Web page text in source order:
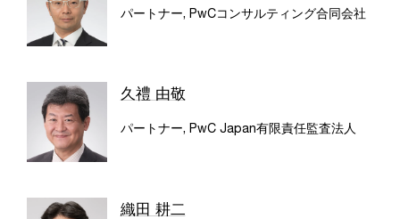
パートナー, PwCコンサルティング合同会社
久禮 由敬
パートナー, PwC Japan有限責任監査法人
織田 耕二